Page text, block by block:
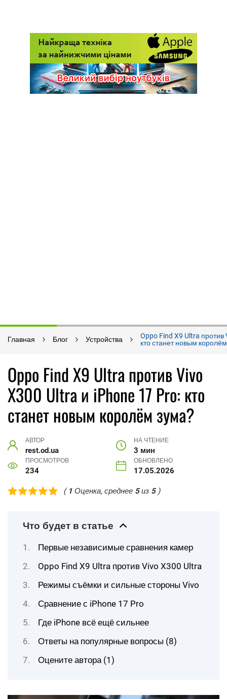
Главная Блог Устройства
Oppo Find X9 Ultra
кто станет новым
Oppo Find X9 Ultra против Vivo
X300 Ultra и iPhone 17 Pro: кто
станет новым королём зума?
АВТОР
rest.od.ua
НА ЧТЕНИЕ
3 мин
ПРОСМОТРОВ
234
ОБНОВЛЕНО
17.05.2026
( 1 Оценка, среднее 5из 5)
Что будет в статье
Первые независимые сравнения камер
Oppo Find X9 Ultra против Vivo X300 Ultra
Режимы съёмки и сильные стороны Vivo
Сравнение с iPhone 17 Pro
Где iPhone всё ещё сильнее
Ответы на популярные вопросы (8)
Оцените автора (1)